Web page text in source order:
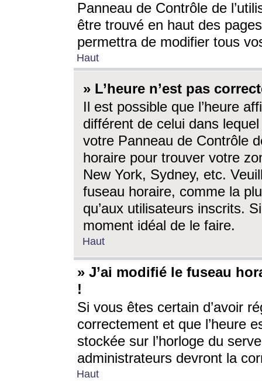
Panneau de Contrôle de
être trouvé en haut des
permettra de modifier tous
Haut
» L’heure n’est pas
Il est possible que l’heure
différent de celui dans
votre Panneau de Contrôle
horaire pour trouver votre
New York, Sydney, etc.
fuseau horaire, comme la
qu’aux utilisateurs inscrits.
moment idéal de le faire.
Haut
» J’ai modifié le fuseau
!
Si vous êtes certain d’avoir
correctement et que l’heure
stockée sur l’horloge du
administrateurs devront la
Haut